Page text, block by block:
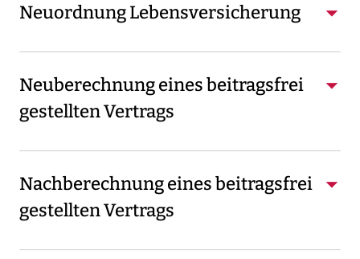
Neuordnung Lebensversicherung
Neuberechnung eines beitragsfrei
gestellten Vertrags
Nachberechnung eines beitragsfrei
gestellten Vertrags